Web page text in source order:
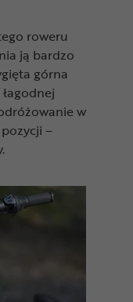
roweru
ją bardzo
górna
w
–